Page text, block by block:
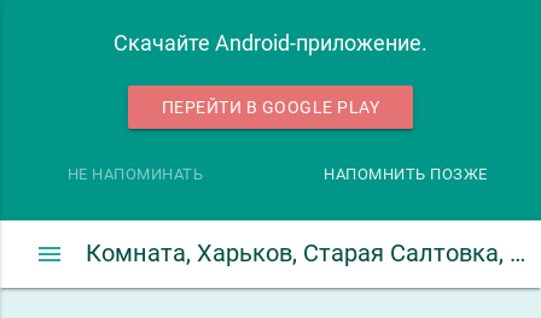
Скачайте Android-приложение.
ПЕРЕЙТИ В GOOGLE PLAY
НЕ НАПОМИНАТЬ НАПОМНИТЬ ПОЗЖЕ
Комната, Харьков, Старая Салтовка, Глобинська (Маршала Батицкого)
menu